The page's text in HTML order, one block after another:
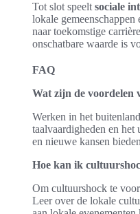
Tot slot speelt sociale
lokale
naar toekomstige
onschatbare waarde is
FAQ
Wat zijn de voordelen
Werken in het
taalvaardigheden en
en nieuwe kansen
Hoe kan ik
Om cultuurshock te
Leer over de lokale